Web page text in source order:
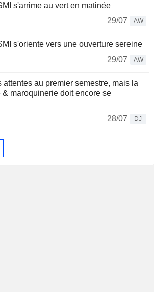
s'arrime au vert en matinée
29/07
AW
s'oriente vers une ouverture sereine
29/07
AW
attentes au premier semestre, mais la
& maroquinerie doit encore se
28/07
DJ